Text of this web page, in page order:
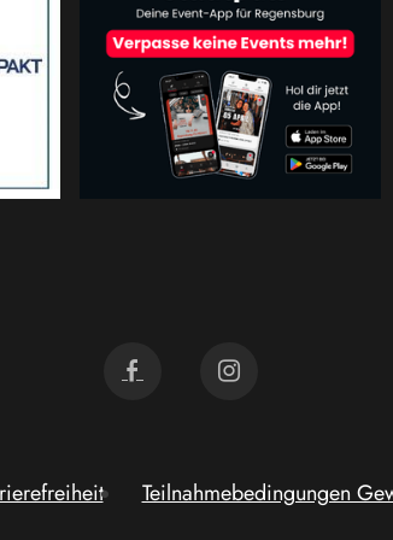
Teilnahmebedingungen